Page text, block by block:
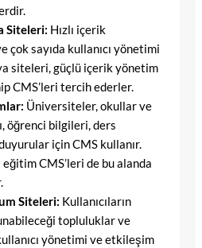
Siteleri: Hızlı içerik
çok sayıda kullanıcı yönetimi
siteleri, güçlü içerik yönetim
CMS’leri tercih ederler.
Üniversiteler, okullar ve
öğrenci bilgileri, ders
için CMS kullanır.
CMS’leri de bu alanda
Siteleri: Kullanıcıların
topluluklar ve
yönetimi ve etkileşim